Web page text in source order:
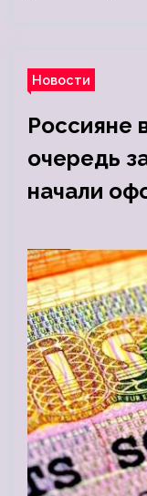
Новости
Россияне
очередь
начали